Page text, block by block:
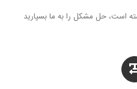
است، حل مشکل را به ما بسپارید